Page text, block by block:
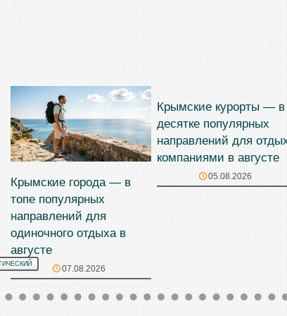
Крымские города — в
топе популярных
направлений для
одиночного отдыха в
августе
07.08.2026
Крымские курорты — в
десятке популярных
направлений для
компаниями в августе
05.08.2026